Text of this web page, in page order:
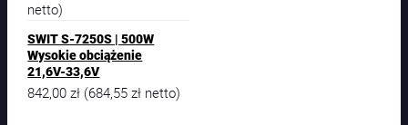
netto)
SWIT S-7250S | 500W
Wysokie obciążenie
21,6V-33,6V
842,00zł (684,55zł netto)